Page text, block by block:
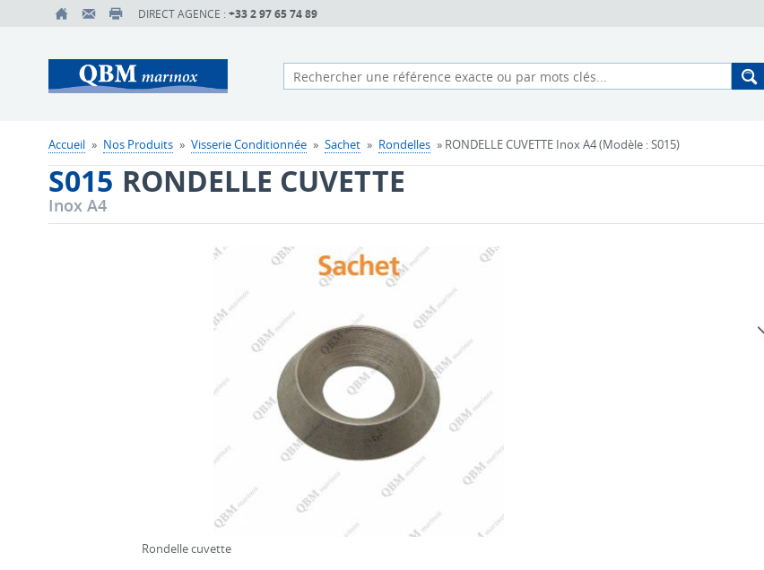
DIRECT AGENCE : +33 2 97 65 74 89
Accueil » Nos Produits » Visserie Conditionnée » Sachet » Rondelles » RONDELLE CUVETTE Inox A4 (Modèle : S015)
S015 RONDELLE CUVETTE
Inox A4
Rondelle cuvette